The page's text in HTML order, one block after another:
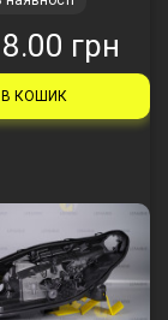
грн
В КОШИК